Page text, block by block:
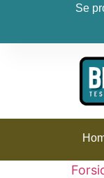
Se